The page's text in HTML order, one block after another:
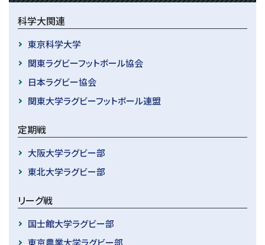
科学大関連
東京科学大学
関東ラグビーフットボール協会
日本ラグビー協会
関東大学ラグビーフットボール連盟
定期戦
大阪大学ラグビー部
東北大学ラグビー部
リーグ戦
国士館大学ラグビー部